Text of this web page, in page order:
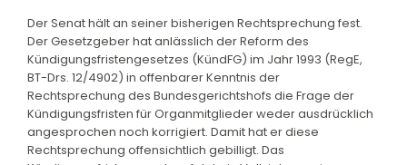
Der Senat hält an seiner bisherigen Rechtsprechung fest.
Der Gesetzgeber hat anlässlich der Reform des
Kündigungsfristengesetzes (KündFG) im Jahr 1993 (RegE,
BT-Drs. 12/4902) in offenbarer Kenntnis der
Rechtsprechung des Bundesgerichtshofs die Frage der
Kündigungsfristen für Organmitglieder weder ausdrücklich
angesprochen noch korrigiert. Damit hat er diese
Rechtsprechung offensichtlich gebilligt. Das